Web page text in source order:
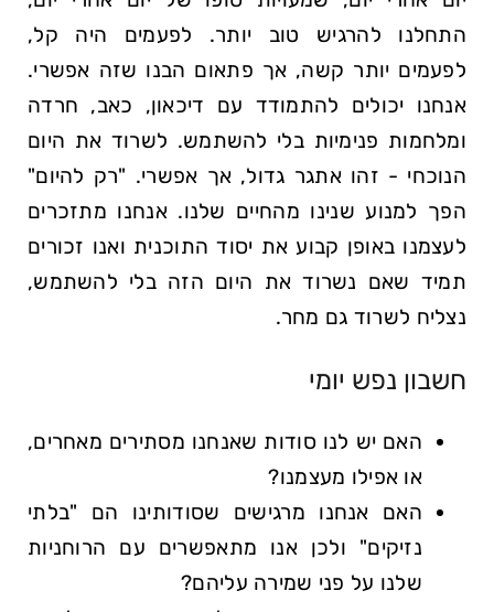
התחלנו להרגיש טוב יותר. לפעמים היה קל,
לפעמים יותר קשה, אך פתאום הבנו שזה אפשרי.
אנחנו יכולים להתמודד עם דיכאון, כאב, חרדה
ומלחמות פנימיות בלי להשתמש. לשרוד את היום
הנוכחי - זהו אתגר גדול, אך אפשרי. "רק להיום"
הפך למנוע שנינו מהחיים שלנו. אנחנו מתזכרים
לעצמנו באופן קבוע את יסוד התוכנית ואנו זכורים
תמיד שאם נשרוד את היום הזה בלי להשתמש,
נצליח לשרוד גם מחר.
חשבון נפש יומי
האם יש לנו סודות שאנחנו מסתירים מאחרים,
או אפילו מעצמנו?
האם אנחנו מרגישים שסודותינו הם "בלתי
נזיקים" ולכן אנו מתאפשרים עם הרוחניות
שלנו על פני שמירה עליהם?